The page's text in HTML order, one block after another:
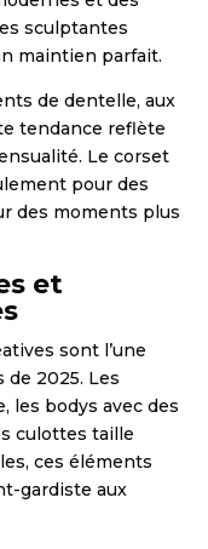
sculptantes
maintien parfait.
de dentelle, aux
tendance reflète
Le corset
pour des
des moments plus
et
sont l’une
2025. Les
les bodys avec des
culottes taille
ces éléments
gardiste aux